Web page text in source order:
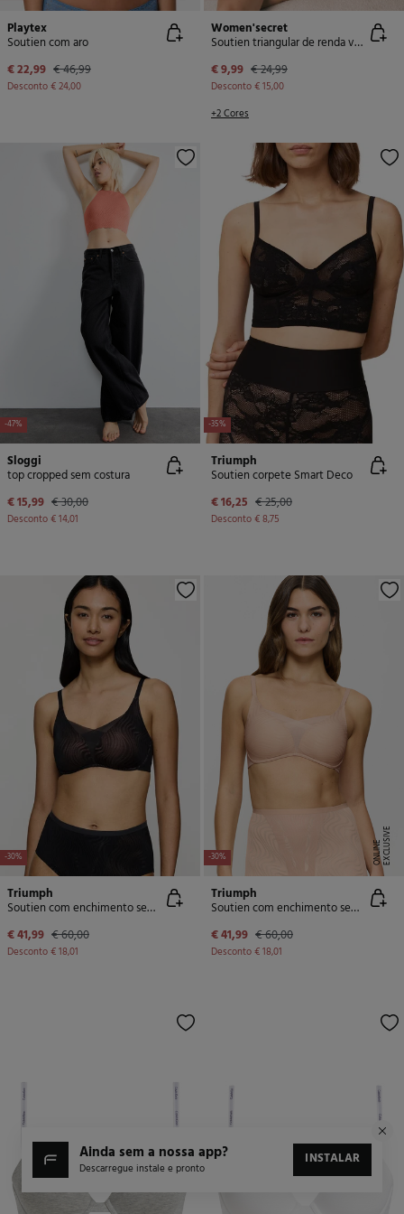
Playtex
Soutien com aro
€ 22,99 € 46,99
Desconto€ 24,00
Women'secret
Soutien triangular de renda verde CHARMING
€ 9,99 € 24,99
Desconto€ 15,00
+2 Cores
-47%
Sloggi
top cropped sem costura
€ 15,99 € 30,00
Desconto€ 14,01
-35%
Triumph
Soutien corpete Smart Deco
€ 16,25 € 25,00
Desconto€ 8,75
-30%
Triumph
Soutien com enchimento sem aro Shape Smart
€ 41,99 € 60,00
Desconto€ 18,01
-30% E
X
C
L
U
SI
V
E
O
N
LI
N
E
Triumph
Soutien com enchimento sem aro Shape Smart
€ 41,99 € 60,00
Desconto€ 18,01
ainda sem a nossa app?
Descarregue instale e pronto
INSTALAR